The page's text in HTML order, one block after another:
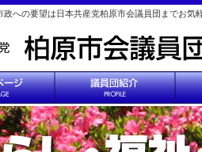
政への要望は日本共産党柏原市会議員団までお気